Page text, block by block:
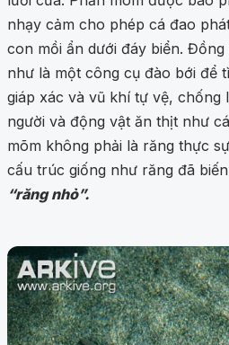
nhạy cảm cho phép cá đao
con mồi ẩn dưới đáy biển.
như là một công cụ đào bới để
giáp xác và vũ khí tự vệ, chống
người và động vật ăn thịt như
mõm không phải là răng thực
cấu trúc giống như răng đã
“răng nhỏ”.